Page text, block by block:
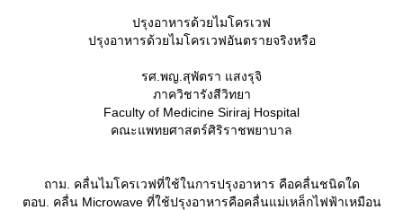
ปรุงอาหารด้วยไมโครเวฟ
ปรุงอาหารด้วยไมโครเวฟอันตรายจริงหรือ
รศ.พญ.สุพัตรา แสงรุจิ
ภาควิชารังสีวิทยา
Faculty of Medicine Siriraj Hospital
คณะแพทยศาสตร์ศิริราชพยาบาล
ถาม. คลื่นไมโครเวฟที่ใช้ในการปรุงอาหาร คือคลื่นชนิดใด
ตอบ. คลื่น Microwave ที่ใช้ปรุงอาหารคือคลื่นแม่เหล็กไฟฟ้าเหมือน